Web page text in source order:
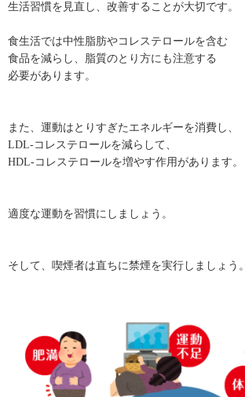
生活習慣を見直し、改善することが大切です。
食生活では中性脂肪やコレステロールを含む
食品を減らし、脂質のとり方にも注意する
必要があります。
また、運動はとりすぎたエネルギーを消費し、
LDL-コレステロールを減らして、
HDL-コレステロールを増やす作用があります。
適度な運動を習慣にしましょう。
そして、喫煙者は直ちに禁煙を実行しましょう。